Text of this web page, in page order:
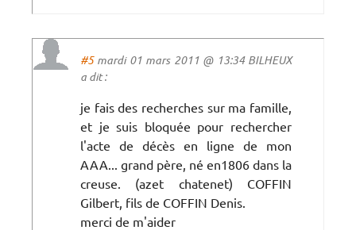
#5mardi 01 mars 2011 @ 13:34 BILHEUX
a dit :
je fais des recherches sur ma famille,
et je suis bloquée pour rechercher
l'acte de décès en ligne de mon
AAA... grand père, né en1806 dans la
creuse. (azet chatenet) COFFIN
Gilbert, fils de COFFIN Denis.
merci de m'aider